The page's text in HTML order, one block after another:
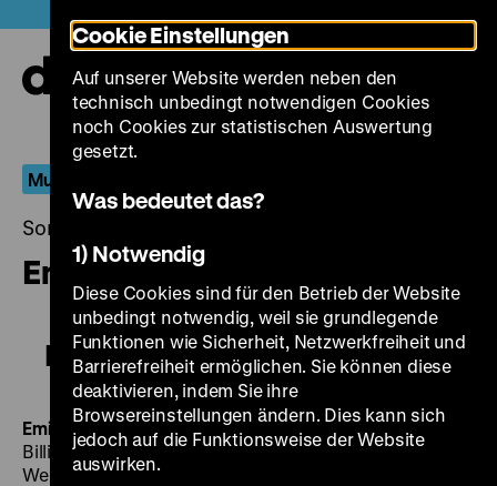
zum
Seiteninhalt
springen
Museumsfest
Sonntag, 29. Oktober 2017, 12.00 - 00.00 Uhr
Emil und die Detektive
Emil und die Detektive
Emil und die DetektiveD 1931, R: Gerhard Lamprecht, B:
Billie Wilder, nach dem Buch von Erich Kästner, K:
Werner Brandes, M: Allan Gray, D: Fritz Rasp, Käthe
Cookie Einstellungen
Auf unserer Website werden neben den
technisch unbedingt notwendigen Cookies
noch Cookies zur statistischen Auswertung
gesetzt.
Was bedeutet das?
1) Notwendig
Diese Cookies sind für den Betrieb der Website
unbedingt notwendig, weil sie grundlegende
Funktionen wie Sicherheit, Netzwerkfreiheit und
Barrierefreiheit ermöglichen. Sie können diese
deaktivieren, indem Sie ihre
Browsereinstellungen ändern. Dies kann sich
jedoch auf die Funktionsweise der Website
auswirken.